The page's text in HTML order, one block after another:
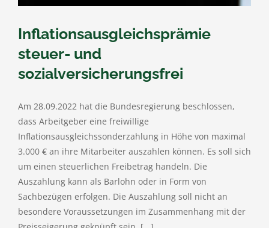
Inflationsausgleichsprämie
steuer- und
sozialversicherungsfrei
Am 28.09.2022 hat die Bundesregierung beschlossen,
dass Arbeitgeber eine freiwillige
Inflationsausgleichssonderzahlung in Höhe von maximal
3.000 € an ihre Mitarbeiter auszahlen können. Es soll sich
um einen steuerlichen Freibetrag handeln. Die
Auszahlung kann als Barlohn oder in Form von
Sachbezügen erfolgen. Die Auszahlung soll nicht an
besondere Voraussetzungen im Zusammenhang mit der